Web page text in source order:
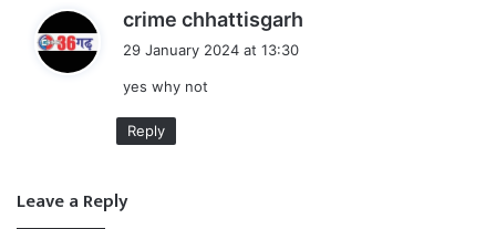
crime chhattisgarh
29 January 2024 at 13:30
yes why not
Reply
Leave a Reply